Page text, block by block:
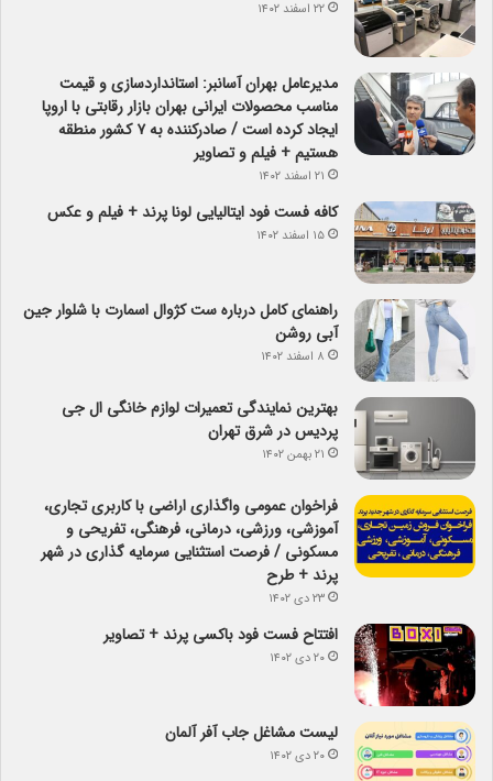
۲۲ اسفند ۱۴۰۲
مدیرعامل بهران آسانبر: استانداردسازی و قیمت
مناسب محصولات ایرانی بهران بازار رقابتی با اروپا
ایجاد کرده است / صادرکننده به ۷ کشور منطقه
هستیم + فیلم و تصاویر
۲۱ اسفند ۱۴۰۲
کافه فست فود ایتالیایی لونا پرند + فیلم و عکس
۱۵ اسفند ۱۴۰۲
راهنمای کامل درباره ست کژوال اسمارت با شلوار جین
آبی روشن
۸ اسفند ۱۴۰۲
بهترین نمایندگی تعمیرات لوازم خانگی ال جی
پردیس در شرق تهران
۲۱ بهمن ۱۴۰۲
فراخوان عمومی واگذاری اراضی با کاربری تجاری،
آموزشی، ورزشی، درمانی، فرهنگی، تفریحی و
مسکونی / فرصت استثنایی سرمایه گذاری در شهر
پرند + طرح
۲۳ دی ۱۴۰۲
افتتاح فست فود باکسی پرند + تصاویر
۲۰ دی ۱۴۰۲
لیست مشاغل جاب آفر آلمان
۲۰ دی ۱۴۰۲